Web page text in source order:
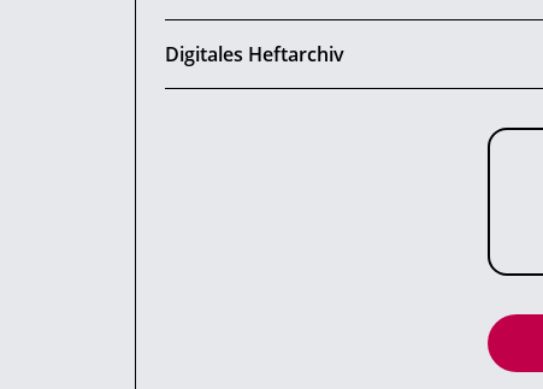
Digitales Heftarchiv